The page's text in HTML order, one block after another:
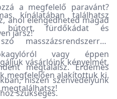
a megfelelő paravánt?
ahol elengedheted magad
jársz!
kínálatában találhatsz
bútort, fürdőkádat és
masszázsrendszerről,
vagy éppen
megtalálsz. Érdemes
hiszen szenvedélyünk
szükséges.
vásárlóink kényelmét,
megfelelően alakítottuk ki.